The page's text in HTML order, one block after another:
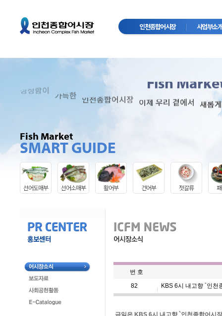
인천종합어시장 사업부소개
InCheon Complex Fish
인천종합어시장 이제 우리 곁에서 새롭
Fish Market
SMART GUIDE
선어도매부 선어소매부 활어부 건어부 젓갈류
번 호
82
KBS 6시 내고향 `인천
금일은 KBS 6시 내고향 `인천종합어시